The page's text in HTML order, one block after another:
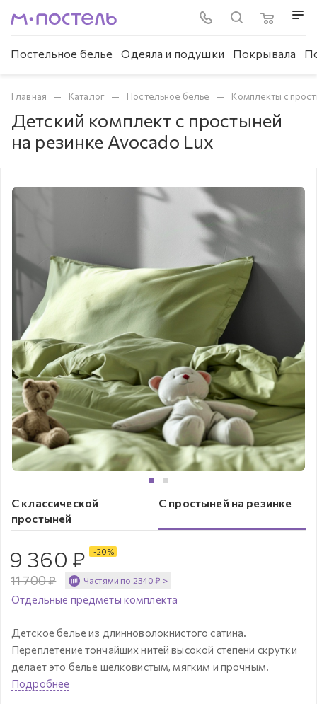
Постельное белье Одеяла и подушки Покрывала
Главная — Каталог — Постельное белье — Комплекты с
Детский комплект с простыней
на резинке Avocado Lux
С классической
простыней
С простыней на резинке
9 360 ₽
11 700₽
-20%
Частями по 2340 ₽ >
Отдельные предметы комплекта
Детское белье из длинноволокнистого сатина.
Переплетение тончайших нитей высокой степени скрутки
делает это белье шелковистым, мягким и прочным.
Подробнее